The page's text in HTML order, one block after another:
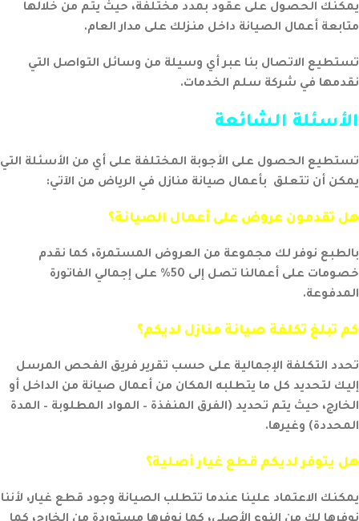
يمكنك الحصول على عقود بمدد مختلفة، حيث يتم من خلالها
متابعة أعمال الصيانة داخل منزلك على مدار العام.
تستطيع الاتصال بنا عبر أي وسيلة من وسائل التواصل التي
نقدمها في شركة سلم الخدمات.
الأسئلة الشائعة
تستطيع الحصول على الأجوبة المختلفة على أي من الأسئلة التي
يمكن أن تتعلق بأعمال صيانة منازل في الرياض من الآتي:
هل تقدمون عروض على أعمال الصيانة؟
بالطبع نوفر لك مجموعة من العروض المستمرة، كما نقدم
خصومات على أعمالنا تصل إلى 50% على إجمالي الفاتورة
المدفوعة.
كم تبلغ تكلفة صيانة منازل لديكم؟
تحدد التكلفة الإجمالية على حسب تقرير فريق الفحص المرسل
إليك لتحديد كل ما يتطلبه المكان من أعمال صيانة من الداخل أو
الخارج، حيث يتم تحديد (الفرق المنفذة – المواد المطلوبة – المدة
المحددة) وغيرها.
هل يتوفر لديكم قطع غيار أصلية؟
يمكنك الاعتماد علينا عندما تتطلب الصيانة وجود قطع غيار، لأننا